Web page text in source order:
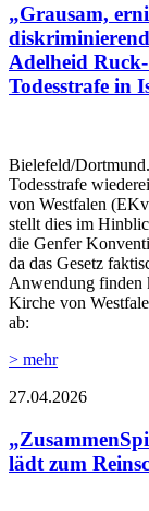
„Grausam,
Adelheid
Todesstrafe in
Bielefeld/
Todesstrafe
von Westfalen
stellt dies im
die Genfer
da das Gesetz
Anwendung finden
Kirche von
ab:
> mehr
27.04.2026
lädt zum